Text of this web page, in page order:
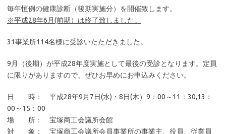
毎年恒例の健康診断（後期実施分）を開催致します。
※平成28年6月(前期）は終了致しました。
31事業所114名様に受診いたただきました。
9月（後期）が平成28年度実施として最後の受診となります。定員
に限りがありますので、ぜひお早めにお申込みください。
日 時： 平成28年9月7日(水)・8日(木）9：00～11：30,13：
00～15：00
場 所： 宝塚商工会議所会館
対 象： 宝塚商工会議所会員事業所の事業主、役員、従業員